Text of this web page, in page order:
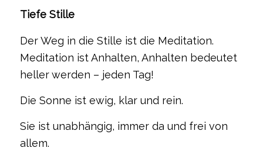
Tiefe Stille
Der Weg in die Stille ist die Meditation.
Meditation ist Anhalten, Anhalten bedeutet
heller werden – jeden Tag!
Die Sonne ist ewig, klar und rein.
Sie ist unabhängig, immer da und frei von
allem.